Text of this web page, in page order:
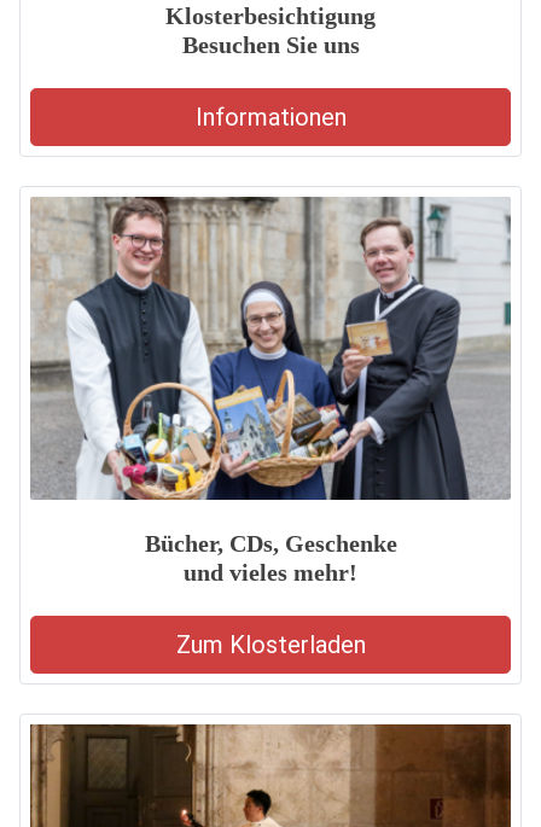
Klosterbesichtigung
Besuchen Sie uns
Informationen
Bücher, CDs, Geschenke
und vieles mehr!
Zum Klosterladen